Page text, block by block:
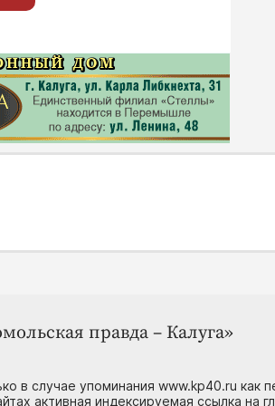
правда – Калуга»
в случае упоминания www.kp40.ru как
активная индексируемая ссылка на